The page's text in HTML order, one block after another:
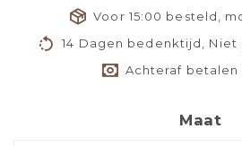
Voor 15:00 besteld,
14 Dagen bedenktijd,
Achteraf
Maat